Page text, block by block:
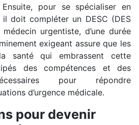
Ensuite, pour se spécialiser en
il doit compléter un DESC (DES
urgentiste, d’une durée
exigeant assure que les
santé qui embrassent cette
des compétences et des
pour répondre
d’urgence médicale.
pour devenir